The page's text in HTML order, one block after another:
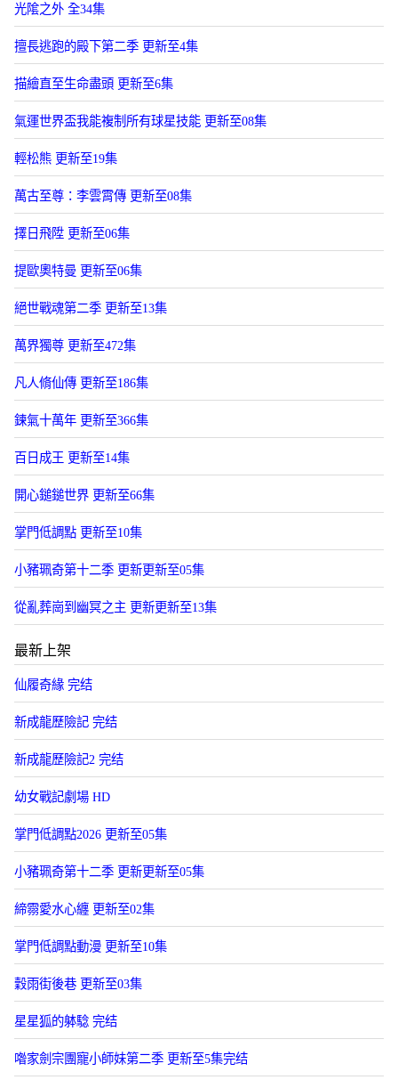
光隂之外 全34集
擅長逃跑的殿下第二季 更新至4集
描繪直至生命盡頭 更新至6集
氣運世界盃我能複制所有球星技能 更新至08集
輕松熊 更新至19集
萬古至尊：李雲霄傳 更新至08集
擇日飛陞 更新至06集
提歐奧特曼 更新至06集
絕世戰魂第二季 更新至13集
萬界獨尊 更新至472集
凡人脩仙傳 更新至186集
鍊氣十萬年 更新至366集
百日成王 更新至14集
開心鎚鎚世界 更新至66集
掌門低調點 更新至10集
小豬珮奇第十二季 更新更新至05集
從亂葬崗到幽冥之主 更新更新至13集
最新上架
仙履奇緣 完结
新成龍歷險記 完结
新成龍歷險記2 完结
幼女戰記劇場 HD
掌門低調點2026 更新至05集
小豬珮奇第十二季 更新更新至05集
締霛愛水心纏 更新至02集
掌門低調點動漫 更新至10集
穀雨街後巷 更新至03集
星星狐的躰騐 完结
喒家劍宗團寵小師妹第二季 更新至5集完结